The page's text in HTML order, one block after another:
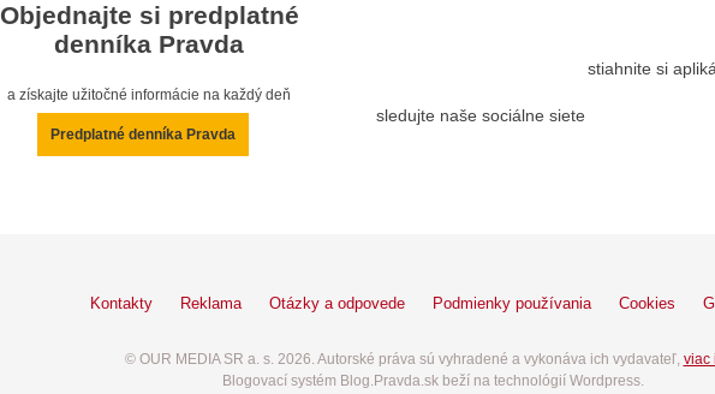
Objednajte si predplatné
denníka Pravda
a získajte užitočné informácie na každý deň
Predplatné denníka Pravda
sledujte naše sociálne siete
stiahnite si
Kontakty Reklama Otázky a odpovede Podmienky používania Cookies
© OUR MEDIA SR a. s. 2026. Autorské práva sú vyhradené a vykonáva ich vydavateľ, viac
Blogovací systém Blog.Pravda.sk beží na technológií Wordpress.